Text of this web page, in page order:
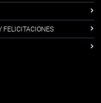
FELICITACIONES